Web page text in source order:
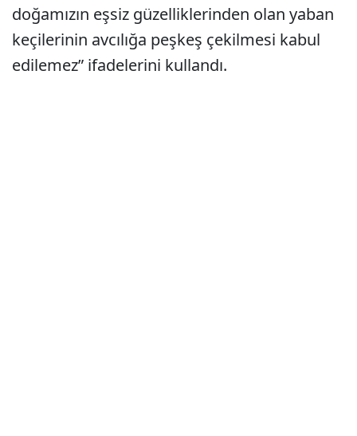
doğamızın eşsiz güzelliklerinden olan yaban
keçilerinin avcılığa peşkeş çekilmesi kabul
edilemez” ifadelerini kullandı.